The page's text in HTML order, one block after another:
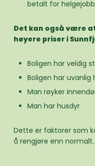
betalt for
Det kan også være
høyere priser i
Boligen har veldig
Boligen har uvanlig
Man røyker
Man har husdyr
Dette er faktorer som
å rengjøre enn normalt.